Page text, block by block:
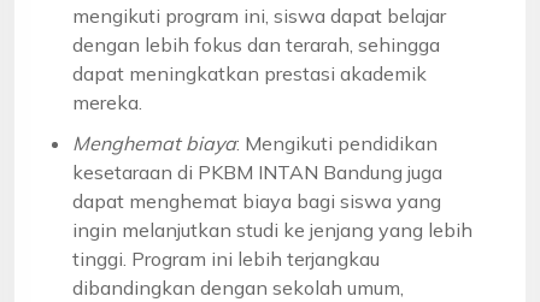
mengikuti program ini, siswa dapat belajar
dengan lebih fokus dan terarah, sehingga
dapat meningkatkan prestasi akademik
mereka.
Menghemat biaya: Mengikuti pendidikan
kesetaraan di PKBM INTAN Bandung juga
dapat menghemat biaya bagi siswa yang
ingin melanjutkan studi ke jenjang yang lebih
tinggi. Program ini lebih terjangkau
dibandingkan dengan sekolah umum,